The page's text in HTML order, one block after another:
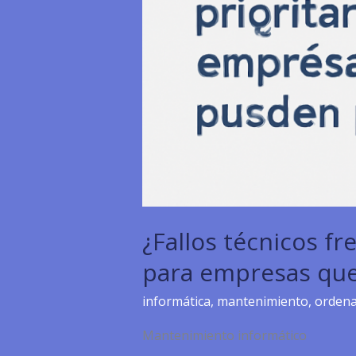
¿Fallos técnicos
para empresas
informática, mantenimiento,
Mantenimiento informático